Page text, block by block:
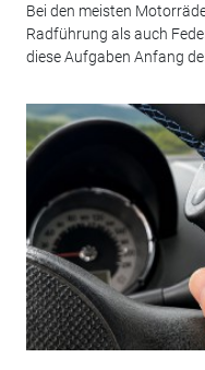
Bei den meisten
Radführung als auch
diese Aufgaben Anfang